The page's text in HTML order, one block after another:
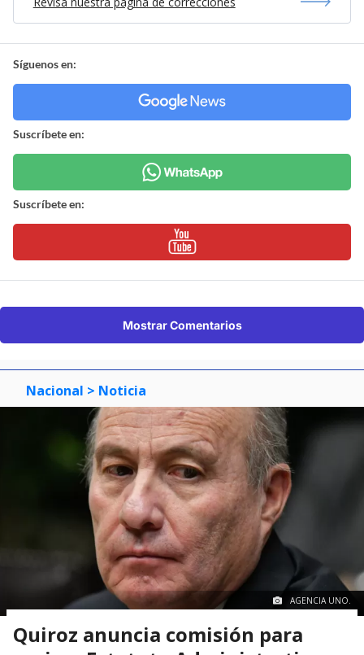
Síguenos en:
Suscríbete en:
Suscríbete en:
Mostrar Comentarios
Nacional > Noticia
AGENCIA UNO.
Quiroz anuncia comisión para